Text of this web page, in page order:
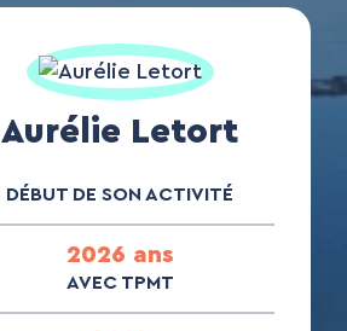
Aurélie Letort
DÉBUT DE SON ACTIVITÉ
2026 ans
AVEC TPMT